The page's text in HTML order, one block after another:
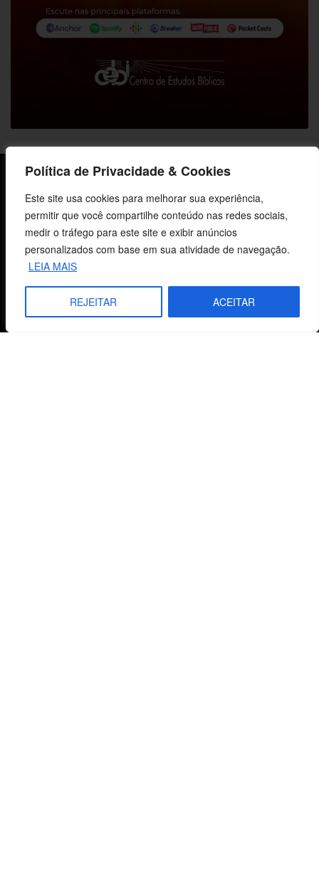
Política de Privacidade & Cookies
Este site usa cookies para melhorar sua experiência,
permitir que você compartilhe conteúdo nas redes sociais,
medir o tráfego para este site e exibir anúncios
personalizados com base em sua atividade de navegação.
LEIA MAIS
REJEITAR ACEITAR
Sobre o CEBI
Agenda
Estaduais
História